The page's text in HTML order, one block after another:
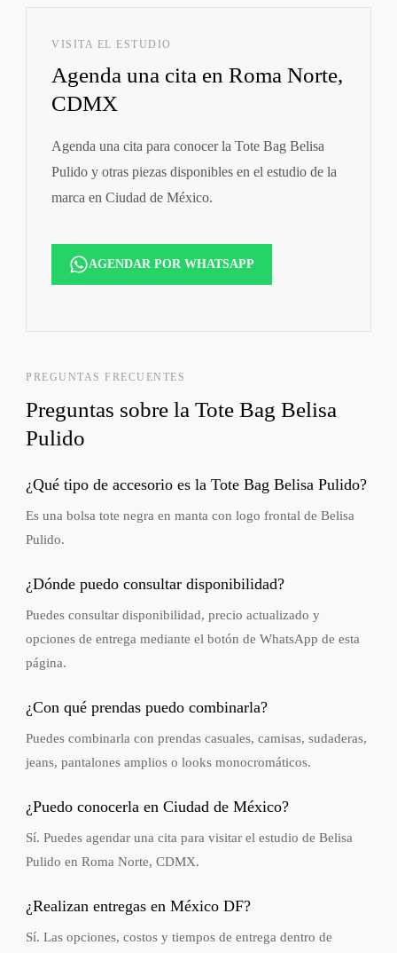
VISITA EL ESTUDIO
Agenda una cita en Roma Norte,
CDMX
Agenda una cita para conocer la Tote Bag Belisa
Pulido y otras piezas disponibles en el estudio de la
marca en Ciudad de México.
AGENDAR POR WHATSAPP
PREGUNTAS FRECUENTES
Preguntas sobre la Tote Bag Belisa
Pulido
¿Qué tipo de accesorio es la Tote Bag Belisa Pulido?
Es una bolsa tote negra en manta con logo frontal de Belisa
Pulido.
¿Dónde puedo consultar disponibilidad?
Puedes consultar disponibilidad, precio actualizado y
opciones de entrega mediante el botón de WhatsApp de esta
página.
¿Con qué prendas puedo combinarla?
Puedes combinarla con prendas casuales, camisas, sudaderas,
jeans, pantalones amplios o looks monocromáticos.
¿Puedo conocerla en Ciudad de México?
Sí. Puedes agendar una cita para visitar el estudio de Belisa
Pulido en Roma Norte, CDMX.
¿Realizan entregas en México DF?
Sí. Las opciones, costos y tiempos de entrega dentro de